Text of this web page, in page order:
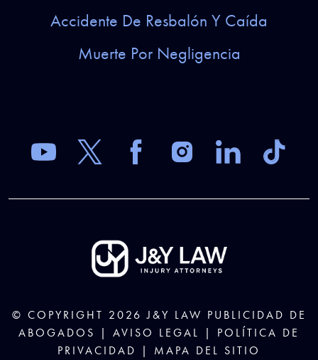
Accidente De Resbalón Y Caída
Muerte Por Negligencia
© COPYRIGHT 2026J&Y LAW PUBLICIDAD DE
ABOGADOS | AVISO LEGAL | POLÍTICA DE
PRIVACIDAD
| MAPA DEL SITIO